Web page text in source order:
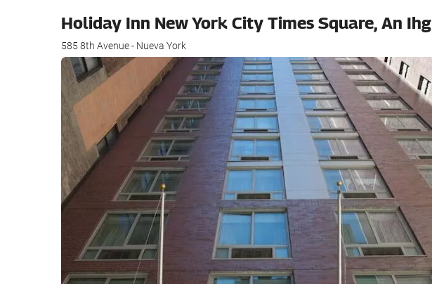
Holiday Inn New York City Times Square, An Ihg
585 8th Avenue - Nueva York